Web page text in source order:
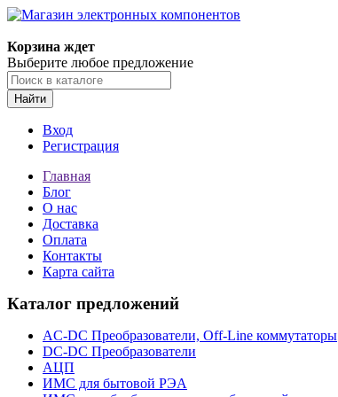
Корзина ждет
Выберите любое предложение
Найти
Вход
Регистрация
Главная
Блог
О нас
Доставка
Оплата
Контакты
Карта сайта
Каталог предложений
AC-DC Преобразователи, Off-Line коммутаторы
DC-DC Преобразователи
АЦП
ИМС для бытовой РЭА